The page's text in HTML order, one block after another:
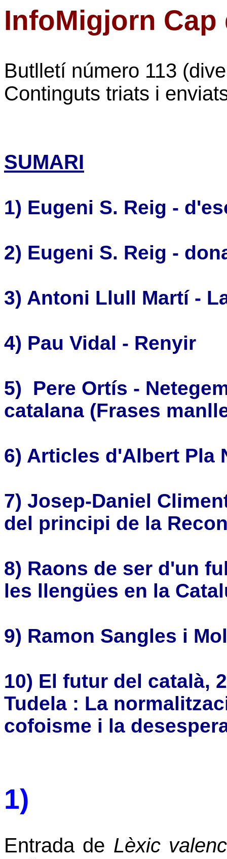
InfoMigjorn Cap
Butlletí número 113
Continguts triats i
SUMARI
1) Eugeni S. Reig -
2) Eugeni S. Reig -
3) Antoni Llull Martí -
4) Pau Vidal - Renyir
5) Pere Ortís -
catalana (Frases
6) Articles d'Albert Pla
7) Josep-Daniel
del principi de la
8) Raons de ser d'un
les llengües en la
9) Ramon Sangles i
10) El futur del català,
Tudela : La
cofoisme i la
1)
Entrada de Lèxic